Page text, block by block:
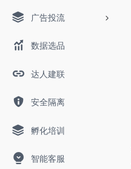
广告投流
数据选品
达人建联
安全隔离
孵化培训
智能客服